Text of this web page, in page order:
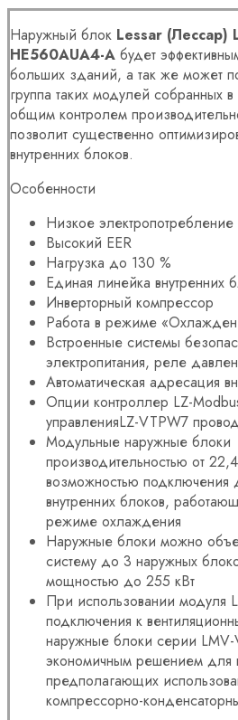
Наружный блок Lessar (Лессар)
HE560AUA4-A будет
больших зданий, а так же может
группа таких модулей собранных
общим контролем
позволит существенно
внутренних блоков.
Особенности
Низкое электропотребление
Высокий EER
Нагрузка до 130 %
Единая линейка внутренних
Инверторный компрессор
Работа в режиме
Встроенные системы
электропитания, реле
Автоматическая адресация
Опции контроллер LZ-
управленияLZ-VTPW7
Модульные наружные блоки
производительностью от
возможностью подключения
внутренних блоков,
режиме охлаждения
Наружные блоки можно
систему до 3 наружных
мощностью до 255 кВт
При использовании модуля
подключения к
наружные блоки серии LMV-
экономичным решением для
предполагающих
компрессорно-